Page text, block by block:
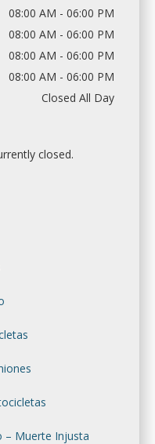
08:00 AM - 06:00 PM
08:00 AM - 06:00 PM
08:00 AM - 06:00 PM
08:00 AM - 06:00 PM
Closed All Day
closed.
– Muerte Injusta